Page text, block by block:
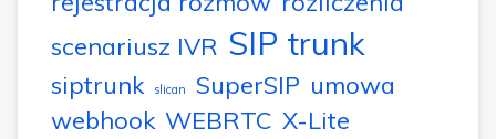
scenariusz IVR SIP trunk
siptrunk slican SuperSIP umowa
webhook WEBRTC X-Lite